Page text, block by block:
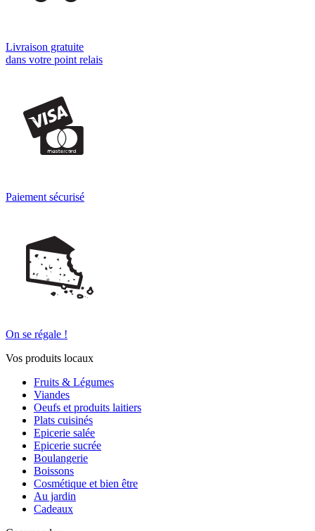
Livraison gratuite
dans votre point relais
Paiement sécurisé
On se régale !
Vos produits locaux
Fruits & Légumes
Viandes
Oeufs et produits laitiers
Plats cuisinés
Epicerie salée
Epicerie sucrée
Boulangerie
Boissons
Cosmétique et bien être
Au jardin
Cadeaux